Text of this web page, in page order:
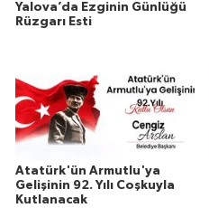
Yalova’da Ezginin Günlüğü
Rüzgarı Esti
Atatürk'ün Armutlu'ya
Gelişinin 92. Yılı Coşkuyla
Kutlanacak